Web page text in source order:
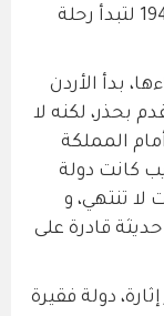
استقلاله عن الانتداب البريطاني عام 1946 لتبدأ رحلة
بدأ الأردن
بحذر، لكنه لا
المملكة
كانت دولة
تنتهي، و
قادرة على
دولة فقيرة